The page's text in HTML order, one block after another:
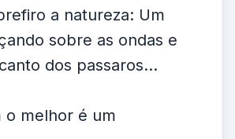
a natureza: Um
sobre as ondas e
dos passaros...
o melhor é um